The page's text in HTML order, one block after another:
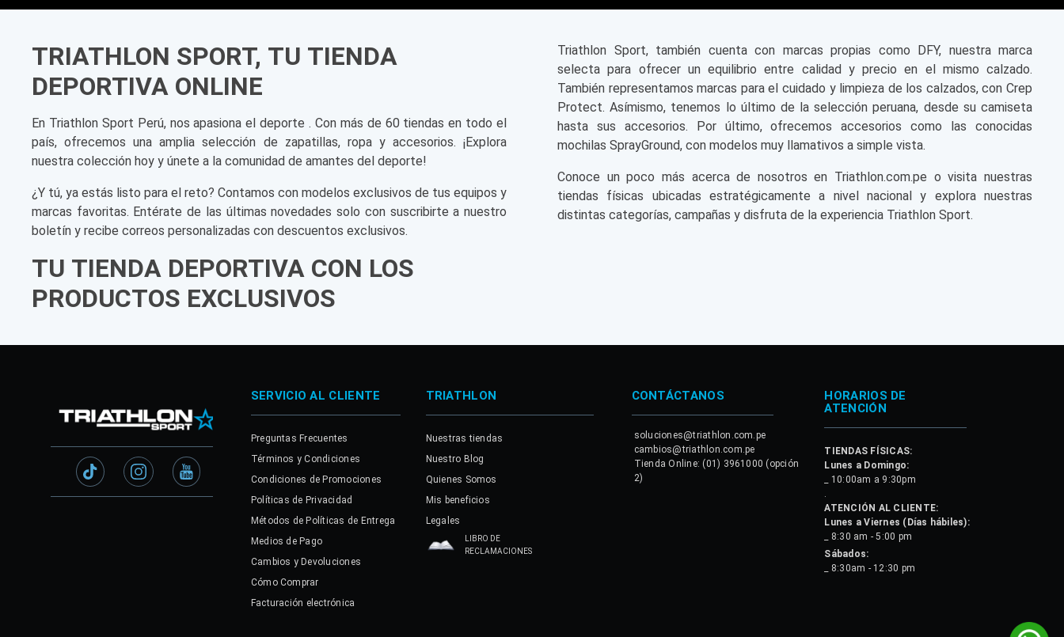
TRIATHLON SPORT, TU TIENDA
DEPORTIVA ONLINE
En Triathlon Sport Perú, nos apasiona el deporte . Con más de 60 tiendas en todo el
país, ofrecemos una amplia selección de zapatillas, ropa y accesorios. ¡Explora
nuestra colección hoy y únete a la comunidad de amantes del deporte!
¿Y tú, ya estás listo para el reto? Contamos con modelos exclusivos de tus equipos y
marcas favoritas. Entérate de las últimas novedades solo con suscribirte a nuestro
boletín y recibe correos personalizadas con descuentos exclusivos.
TU TIENDA DEPORTIVA CON LOS
PRODUCTOS EXCLUSIVOS
Triathlon Sport, también cuenta con marcas propias como DFY, nuestra marca
selecta para ofrecer un equilibrio entre calidad y precio en el mismo calzado.
También representamos marcas para el cuidado y limpieza de los calzados, con Crep
Protect. Asímismo, tenemos lo último de la selección peruana, desde su camiseta
hasta sus accesorios. Por último, ofrecemos accesorios como las conocidas
mochilas SprayGround, con modelos muy llamativos a simple vista.
Conoce un poco más acerca de nosotros en Triathlon.com.pe o visita nuestras
tiendas físicas ubicadas estratégicamente a nivel nacional y explora nuestras
distintas categorías, campañas y disfruta de la experiencia Triathlon Sport.
SERVICIO AL CLIENTE
Preguntas Frecuentes
Términos y Condiciones
Condiciones de Promociones
Políticas de Privacidad
Métodos de Políticas de Entrega
Medios de Pago
Cambios y Devoluciones
Cómo Comprar
Facturación electrónica
TRIATHLON
Nuestras tiendas
Nuestro Blog
Quienes Somos
Mis beneficios
Legales
LIBRO DE
RECLAMACIONES
CONTÁCTANOS
soluciones@triathlon.com.pe
cambios@triathlon.com.pe
Tienda Online: (01) 3961000 (opción
2)
HORARIOS DE
ATENCIÓN
TIENDAS FÍSICAS:
Lunes a Domingo:
_ 10:00am a 9:30pm
ATENCIÓN AL CLIENTE:
Lunes a Viernes (Días hábiles):
_ 8:30 am - 5:00 pm
Sábados:
_ 8:30am - 12:30 pm